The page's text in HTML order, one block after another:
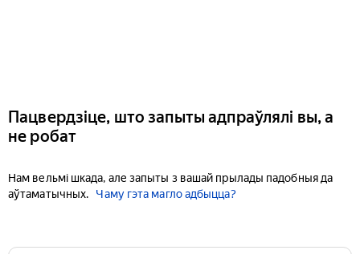
Пацвердзіце, што запыты адпраўлялі вы, а
не робат
Нам вельмі шкада, але запыты з вашай прылады падобныя да
аўтаматычных.
Чаму гэта магло адбыцца?